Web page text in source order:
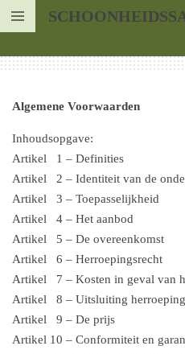
Ga
naar
Algemene Voorwaarden
Inhoudsopgave:
Artikel 1 – Definities
Artikel 2 – Identiteit van de
Artikel 3 – Toepasselijkheid
Artikel 4 – Het aanbod
Artikel 5 – De overeenkomst
Artikel 6 – Herroepingsrecht
Artikel 7 – Kosten in geval van
Artikel 8 – Uitsluiting
Artikel 9 – De prijs
Artikel 10 – Conformiteit en